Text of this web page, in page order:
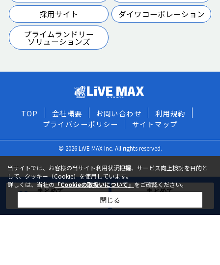
まとめて
まとめて
採用サイト
ダイワコーポレーション
プライムランドリー
ソリューションズ
TOP 会社概要 お問い合わせ
利用規約
プライバシーポリシー
サイトマップ
© 2026 LiVE MAX Inc. All rights reserved.
当サイトでは、お客様の当サイト利用状況把握、サービス向上検討を目的と
して、クッキー（Cookie）を使用しています。
詳しくは、当社の「Cookieの取扱いについて」をご確認ください。
閉じる